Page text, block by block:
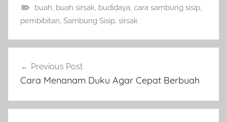
buah, buah sirsak, budidaya, cara sambung sisip,
pembibitan, Sambung Sisip, sirsak
pos
Previous Post
Cara Menanam Duku Agar Cepat Berbuah